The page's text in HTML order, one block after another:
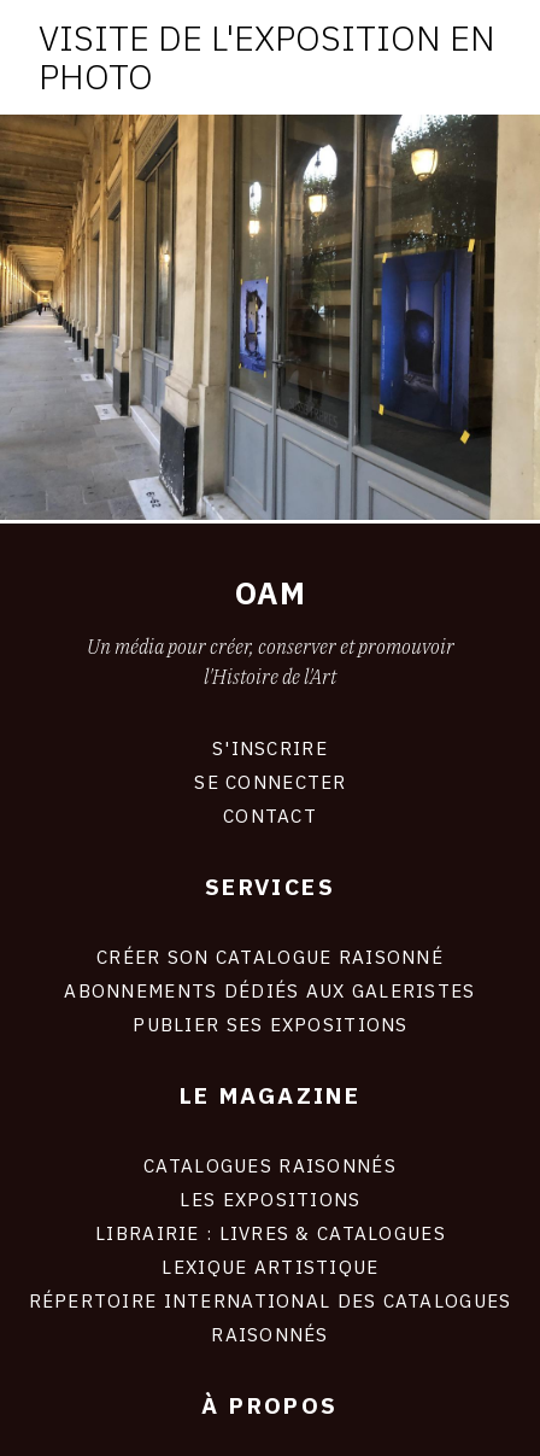
l'exposition
VISITE DE L'EXPOSITION EN
PHOTO
OAM
Un média pour créer, conserver et promouvoir
l'Histoire de l'Art
S'INSCRIRE
SE CONNECTER
CONTACT
SERVICES
CRÉER SON CATALOGUE RAISONNÉ
ABONNEMENTS DÉDIÉS AUX GALERISTES
PUBLIER SES EXPOSITIONS
LE MAGAZINE
CATALOGUES RAISONNÉS
LES EXPOSITIONS
LIBRAIRIE : LIVRES & CATALOGUES
LEXIQUE ARTISTIQUE
RÉPERTOIRE INTERNATIONAL DES CATALOGUES
RAISONNÉS
À PROPOS